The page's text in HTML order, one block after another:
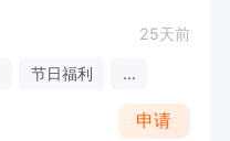
25天前
节日福利 ...
申请